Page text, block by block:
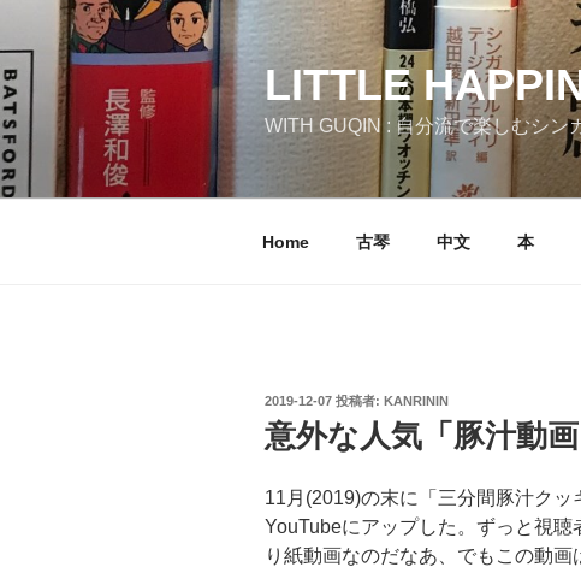
テ
ン
ツ
へ
ス
LITTLE
WITH GUQIN : 自分流で楽しむシ
Home 古琴 中文 本
投
稿
日:
2019-12-07 投稿者: KANRININ
意外な人気「豚汁動画
11月(2019)の末に「三分間豚汁クッ
YouTubeにアップした。ずっと視
り紙動画なのだなあ、でもこの動